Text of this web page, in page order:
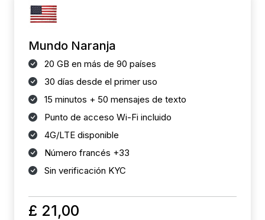
Mundo Naranja
20 GB en más de 90 países
30 días desde el primer uso
15 minutos + 50 mensajes de texto
Punto de acceso Wi-Fi incluido
4G/LTE disponible
Número francés +33
Sin verificación KYC
£ 21,00